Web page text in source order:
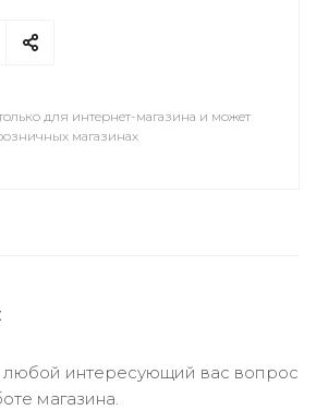
для интернет-магазина и может
магазинах
любой интересующий вас вопрос
магазина.